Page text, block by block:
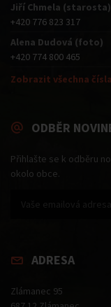
Jiří Chmela (starosta)
+420 776 823 317
Alena Dudová (foto)
+420 774 800 465
Zobrazit všechna čísla
ODBĚR
Přihlašte se k odběru
okolo obce.
ADRESA
Zlámanec 95